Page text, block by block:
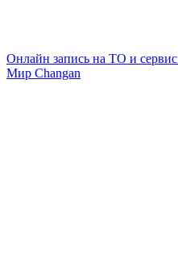
Онлайн запись на ТО и сервис
Мир Changan